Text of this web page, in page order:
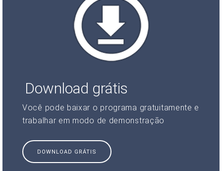
Download grátis
Você pode baixar o programa gratuitamente e
trabalhar em modo de demonstração
DOWNLOAD GRÁTIS